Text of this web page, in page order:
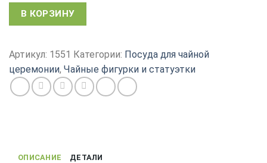
Количество
настольные
символ
Года
В КОРЗИНУ
Артикул: 1551 Категории: Посуда для чайной
церемонии, Чайные фигурки и статуэтки
ОПИСАНИЕ ДЕТАЛИ